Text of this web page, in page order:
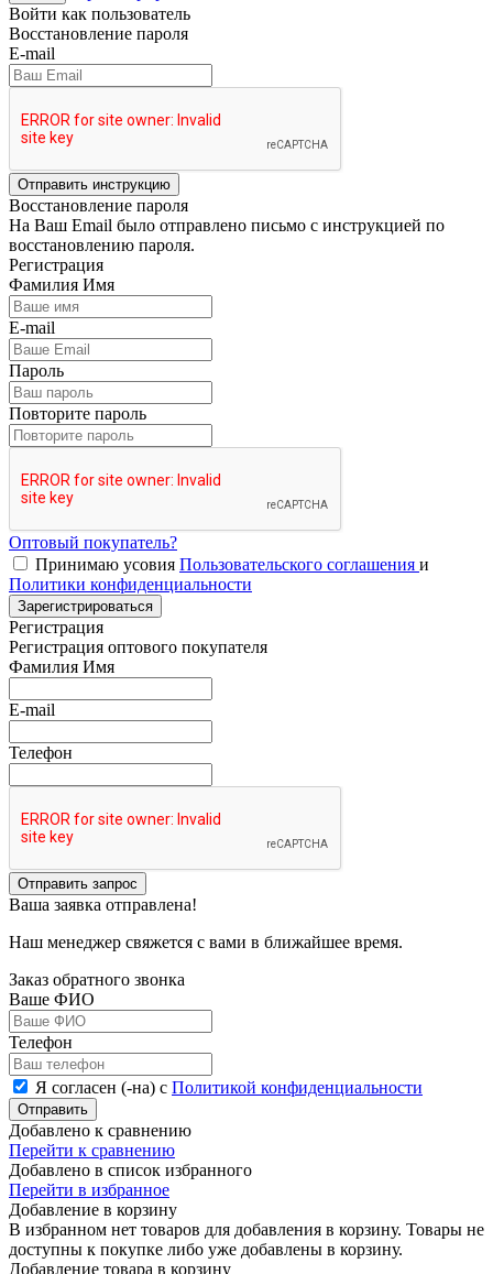
Войти как пользователь
Восстановление пароля
E-mail
Отправить инструкцию
Восстановление пароля
На Ваш Email было отправлено письмо с инструкцией по
восстановлению пароля.
Регистрация
Фамилия Имя
E-mail
Пароль
Повторите пароль
Оптовый покупатель?
Принимаю усовия Пользовательского соглашения и
Политики конфиденциальности
Зарегистрироваться
Регистрация
Регистрация оптового покупателя
Фамилия Имя
E-mail
Телефон
Отправить запрос
Ваша заявка отправлена!
Наш менеджер свяжется с вами в ближайшее время.
Заказ обратного звонка
Ваше ФИО
Телефон
Я согласен (-на) с Политикой конфиденциальности
Отправить
Добавлено к сравнению
Перейти к сравнению
Добавлено в список избранного
Перейти в избранное
Добавление в корзину
В избранном нет товаров для добавления в корзину. Товары не
доступны к покупке либо уже добавлены в корзину.
Добавление товара в корзину